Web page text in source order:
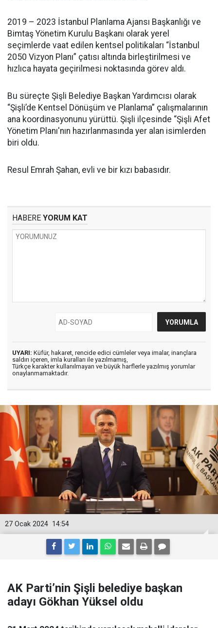
2019 – 2023 İstanbul Planlama Ajansı Başkanlığı ve
Bimtaş Yönetim Kurulu Başkanı olarak yerel
seçimlerde vaat edilen kentsel politikaları “İstanbul
2050 Vizyon Planı” çatısı altında birleştirilmesi ve
hızlıca hayata geçirilmesi noktasında görev aldı.
Bu süreçte Şişli Belediye Başkan Yardımcısı olarak
“Şişli’de Kentsel Dönüşüm ve Planlama” çalışmalarının
ana koordinasyonunu yürüttü. Şişli ilçesinde “Şişli Afet
Yönetim Planı'nın hazırlanmasında yer alan isimlerden
biri oldu.
Resul Emrah Şahan, evli ve bir kızı babasıdır.
HABERE YORUM KAT
UYARI: Küfür, hakaret, rencide edici cümleler veya imalar, inançlara
saldırı içeren, imla kuralları ile yazılmamış,
Türkçe karakter kullanılmayan ve büyük harflerle yazılmış yorumlar
onaylanmamaktadır.
14:54
27 Ocak 2024
AK Parti’nin Şişli belediye başkan
adayı Gökhan Yüksel oldu